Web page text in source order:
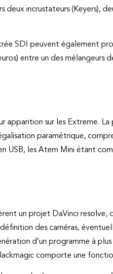
incrustateurs (Keyers),
SDI peuvent également
entre un des mélangeurs
sur les Extreme. La
paramétrique,
USB, les Atem Mini étant
un projet DaVinci resolve,
des caméras,
d’un programme à
comporte une